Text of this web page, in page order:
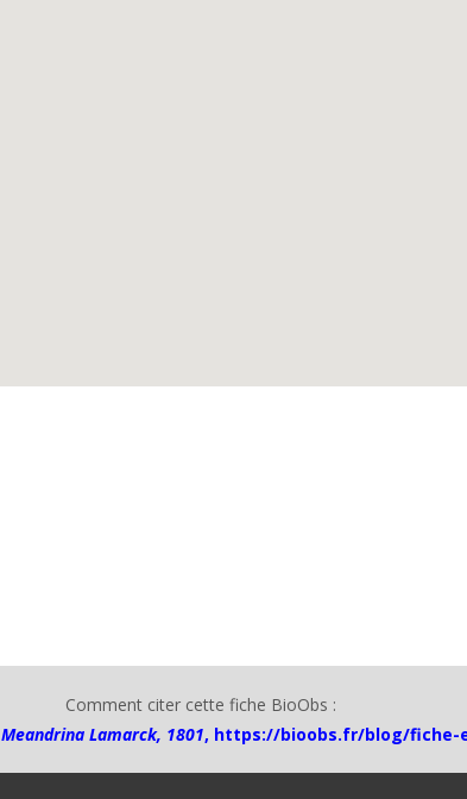
Comment citer cette fiche BioObs :
Meandrina Lamarck, 1801, https://bioobs.fr/blog/fiche-